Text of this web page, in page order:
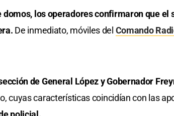
los operadores confirmaron que el
De inmediato, móviles del Comando
de General López y Gobernador
cuyas características coincidían con las